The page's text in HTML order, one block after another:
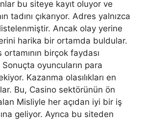
bu siteye kayıt oluyor ve
tadını çıkarıyor. Adres yalnızca
Ancak olay yerine
harika bir ortamda buldular.
birçok faydası
oyuncuların para
Kazanma olasılıkları en
Bu, Casino sektörünün ön
Misliyle her açıdan iyi bir iş
geliyor. Ayrıca bu siteden